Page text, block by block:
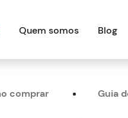
Quem somos Blog
comprar Guia